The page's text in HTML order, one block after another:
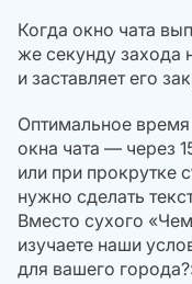
Когда окно чата
же секунду захода
и заставляет его
Оптимальное
окна чата — через
или при прокрутке
нужно сделать
Вместо сухого
изучаете наши
для вашего